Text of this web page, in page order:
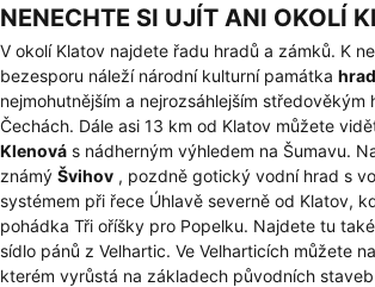
NENECHTE SI UJÍT ANI OKOLÍ
V okolí Klatov najdete řadu hradů a zámků. K
bezesporu náleží národní kulturní památka
nejmohutnějším a nejrozsáhlejším středověkým
Čechách. Dále asi 13 km od Klatov můžete
Klenová s nádherným výhledem na Šumavu.
známý Švihov , pozdně gotický vodní hrad s
systémem při řece Úhlavě severně od Klatov,
pohádka Tři oříšky pro Popelku. Najdete tu také
sídlo pánů z Velhartic. Ve Velharticích můžete
kterém vyrůstá na základech původních